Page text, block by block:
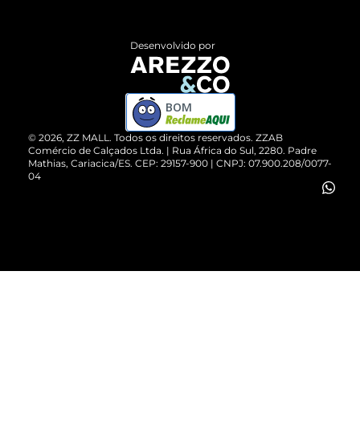
ZZ MALL é confiável
Cartão Presente
Vendas Corporativas
Devolução do Produto
Compre pelo WhatsApp
© 2026, ZZ MALL. Todos os direitos reservados. ZZAB
Comércio de Calçados Ltda. | Rua África do Sul, 2280. Padre
Mathias, Cariacica/ES. CEP: 29157-900 | CNPJ: 07.900.208/0077-
04
Desenvolvido por
BOM